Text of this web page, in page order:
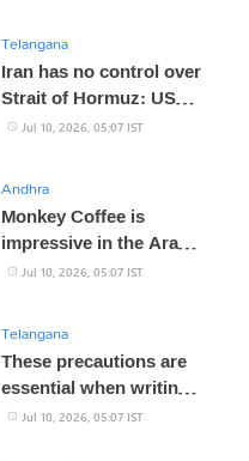
Telangana
Iran has no control over
Strait of Hormuz: US
Central Command
Jul 10, 2026, 05:07 IST
Andhra
Monkey Coffee is
impressive in the Araku
Valley (Video)
Jul 10, 2026, 05:07 IST
Telangana
These precautions are
essential when writing
a promissory note!
Jul 10, 2026, 05:07 IST